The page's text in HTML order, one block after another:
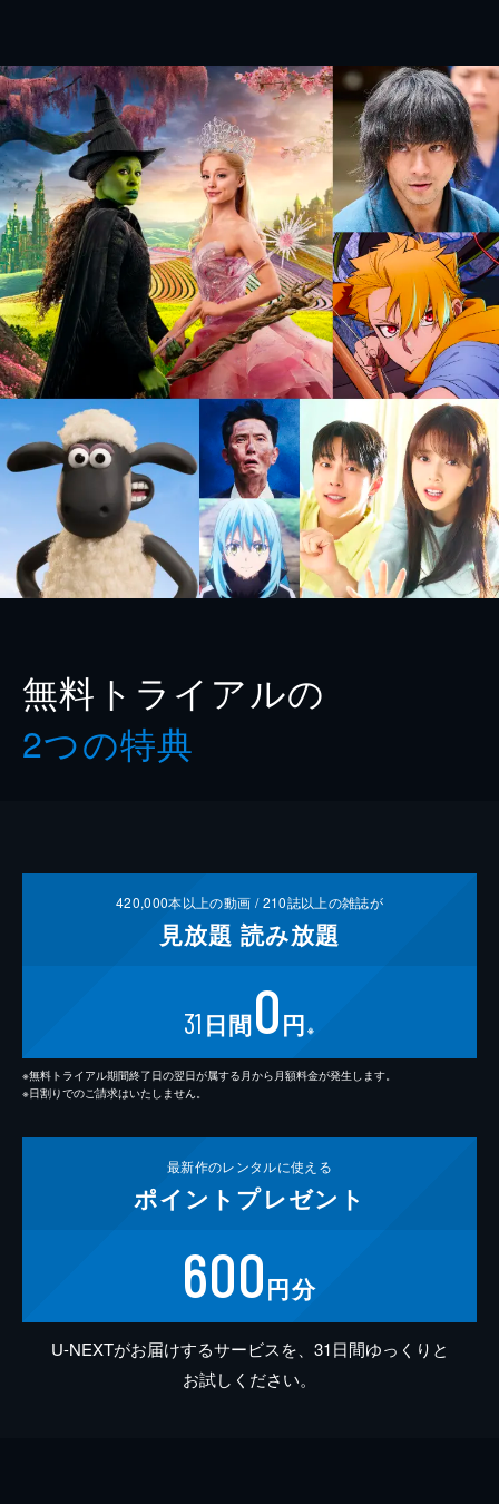
無料トライアルの
2つの特典
420,000本以上の動画 /210誌以上の雑誌が
見放題 読み放題
31 日間0円 ※
※無料トライアル期間終了日の翌日が属する月から月額料金が発生します。
※日割りでのご請求はいたしません。
最新作のレンタルに使える
ポイント プレゼント
600円分
U-NEXTがお届けするサービスを、31日間ゆっくりと
お試しください。